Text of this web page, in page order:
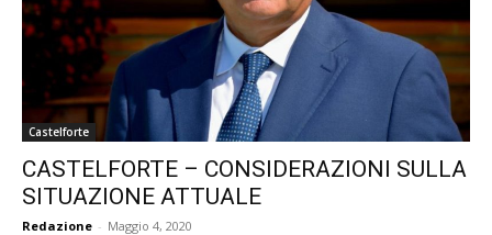
Castelforte
CASTELFORTE – CONSIDERAZIONI SULLA
SITUAZIONE ATTUALE
Redazione - Maggio 4, 2020